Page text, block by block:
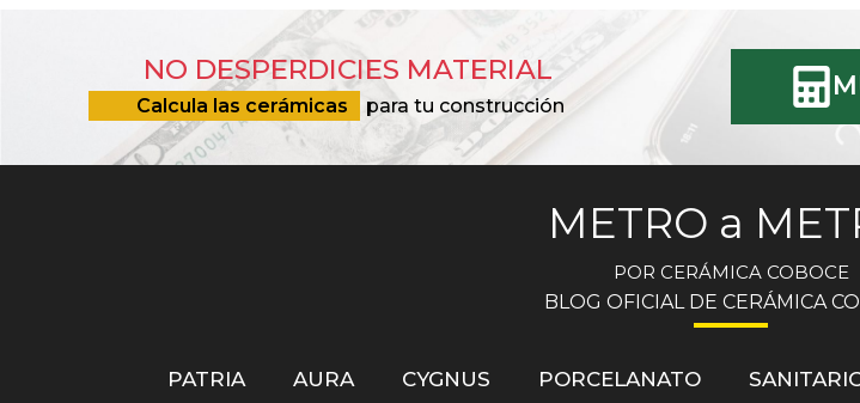
NO DESPERDICIES MATERIAL
Calcula las cerámicas para tu construcción
METRO a
POR CERÁMICA COBOCE
BLOG OFICIAL DE CERÁMICA
PATRIA AURA CYGNUS PORCELANATO